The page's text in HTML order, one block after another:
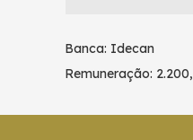
Banca: Idecan
Remuneração: